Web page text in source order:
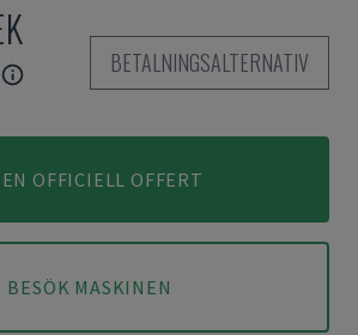
BETALNINGSALTERNATIV
EN OFFICIELL OFFERT
BESÖK MASKINEN